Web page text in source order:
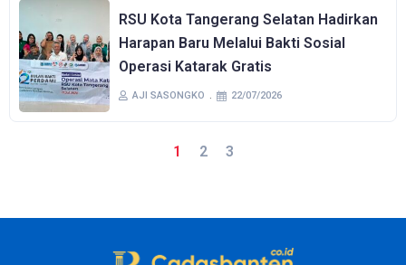
RSU Kota Tangerang Selatan Hadirkan
Harapan Baru Melalui Bakti Sosial
Operasi Katarak Gratis
AJI SASONGKO 22/07/2026
1 2 3